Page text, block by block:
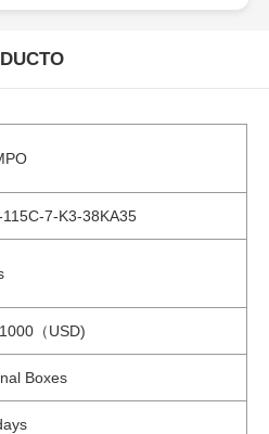
115C-7-K3-38KA35
（USD)
Boxes